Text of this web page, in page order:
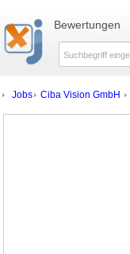
Bewertungen
Jobs Ciba Vision GmbH